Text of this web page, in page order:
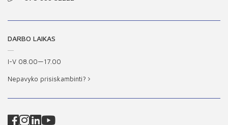
DARBO LAIKAS
I-V 08.00—17.00
Nepavyko prisiskambinti?